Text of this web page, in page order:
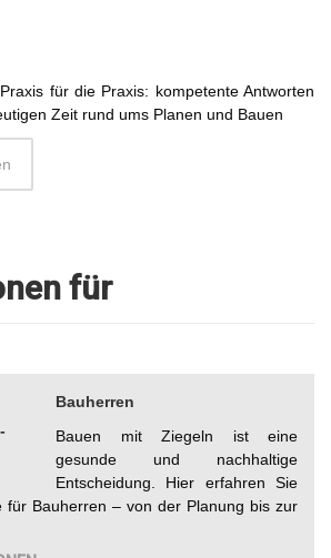
für die Praxis: kompetente Antworten
Zeit rund ums Planen und Bauen
für
Bauherren
Bauen mit Ziegeln ist eine
gesunde und nachhaltige
Entscheidung. Hier erfahren Sie
für Bauherren – von der Planung bis zur